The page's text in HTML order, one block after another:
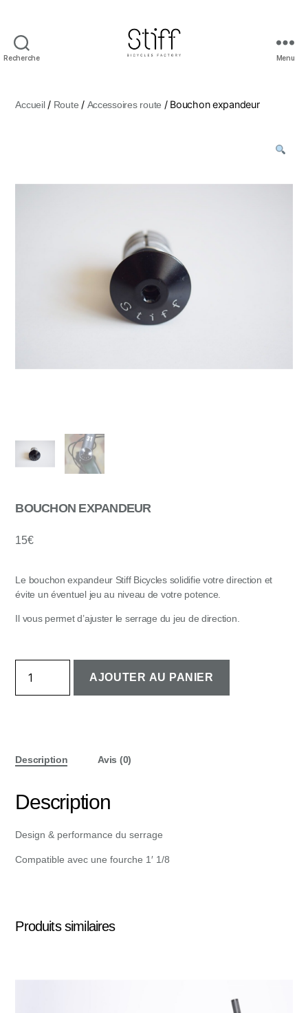
Recherche Menu
Accueil/ Route / Accessoires route / Bouchon expandeur
BOUCHON EXPANDEUR
15€
Le bouchon expandeur Stiff Bicycles solidifie votre direction et
évite un éventuel jeu au niveau de votre potence.
Il vous permet d’ajuster le serrage du jeu de direction.
Bouchon
AJOUTER AU PANIER
Description Avis (0)
Description
Design & performance du serrage
Compatible avec une fourche 1′ 1/8
Produits similaires